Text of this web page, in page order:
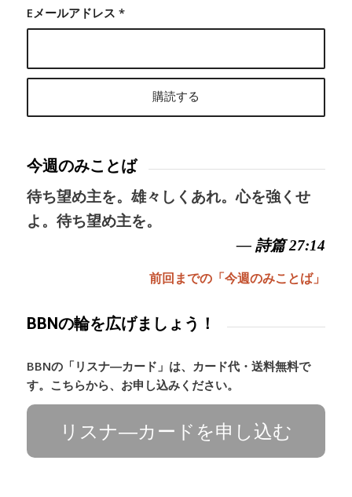
Eメールアドレス *
今週のみことば
待ち望め主を。雄々しくあれ。心を強くせ
よ。待ち望め主を。
— 詩篇 27:14
前回までの「今週のみことば」
BBNの輪を広げましょう！
BBNの「リスナ―カード」は、カード代・送料無料で
す。こちらから、お申し込みください。
リスナ―カードを申し込む